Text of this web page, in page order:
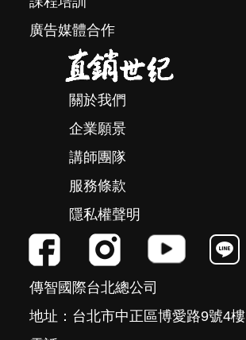
廣告媒體合作
關於我們
企業願景
講師團隊
服務條款
隱私權聲明
傳智國際台北總公司
地址：台北市中正區博愛路9號4樓